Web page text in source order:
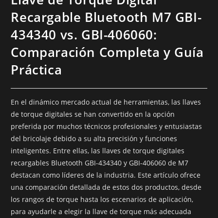
Recargable Bluetooth M7 GBI-
434340 vs. GBI-406060:
Comparación Completa y Guía
Práctica
En el dinámico mercado actual de herramientas, las llaves
de torque digitales se han convertido en la opción
preferida por muchos técnicos profesionales y entusiastas
del bricolaje debido a su alta precisión y funciones
inteligentes. Entre ellas, las llaves de torque digitales
recargables Bluetooth GBI-434340 y GBI-406060 de M7
destacan como líderes de la industria. Este artículo ofrece
una comparación detallada de estos dos productos, desde
los rangos de torque hasta los escenarios de aplicación,
para ayudarle a elegir la llave de torque más adecuada